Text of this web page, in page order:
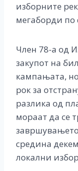
изборните
мегаборди по
Член 78-а од
закупот на
кампањата,
рок за
разлика од
мораат да се
средина
локални